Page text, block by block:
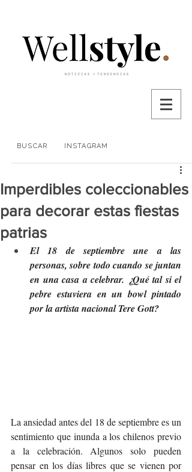
BUSCAR INSTAGRAM
Imperdibles coleccionables
para decorar estas fiestas
patrias
El 18 de septiembre une a las
personas, sobre todo cuando se juntan
en una casa a celebrar. ¿Qué tal si el
pebre estuviera en un bowl pintado
por la artista nacional Tere Gott?
La ansiedad antes del 18 de septiembre es un
sentimiento que inunda a los chilenos previo
a la celebración. Algunos solo pueden
pensar en los días libres que se vienen por